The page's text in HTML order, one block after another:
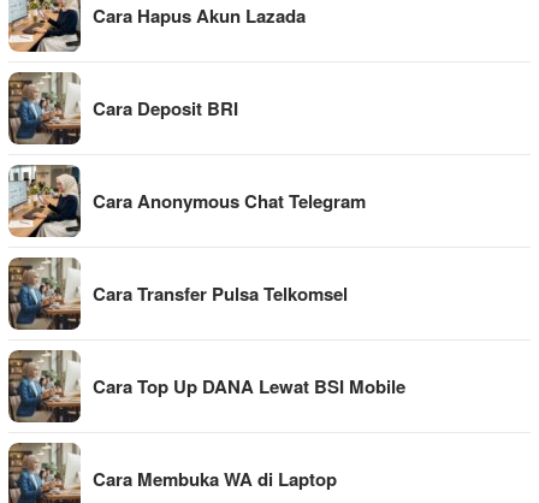
Cara Hapus Akun Lazada
Cara Deposit BRI
Cara Anonymous Chat Telegram
Cara Transfer Pulsa Telkomsel
Cara Top Up DANA Lewat BSI Mobile
Cara Membuka WA di Laptop